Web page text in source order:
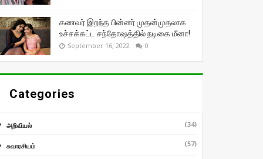
கணவர் இறந்த பின்னர் முதன்முதலாக
உச்சக்கட்ட சந்தோஷத்தில் நடிகை மீனா!
September 16, 2022 0
Categories
அறிவியல் (34)
சுவாரசியம் (57)